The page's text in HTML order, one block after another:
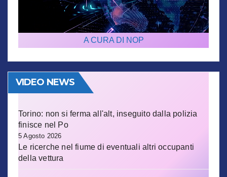
A CURA DI NOP
VIDEO NEWS
Torino: non si ferma all'alt, inseguito dalla polizia
finisce nel Po
5 Agosto 2026
Le ricerche nel fiume di eventuali altri occupanti
della vettura